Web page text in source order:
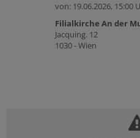
von: 19.06.2026, 15:00
Filialkirche An der
Jacquing. 12
1030 - Wien